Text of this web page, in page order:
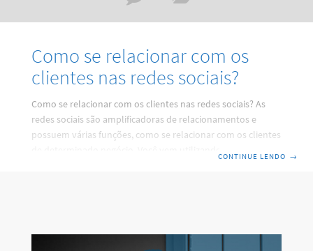
Como se relacionar com os
clientes nas redes sociais?
Como se relacionar com os clientes nas redes sociais? As
redes sociais são amplificadoras de relacionamentos e
possuem várias funções, como se relacionar com os clientes
CONTINUE LENDO →